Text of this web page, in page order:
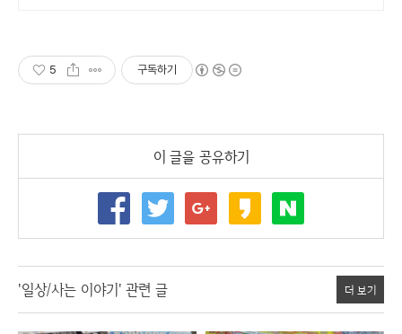
5 구독하기
이 글을 공유하기
'일상/사는 이야기' 관련 글 더 보기